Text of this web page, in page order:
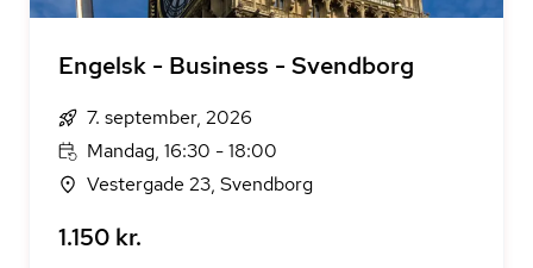
Engelsk - Business - Svendborg
7. september, 2026
Mandag, 16:30 - 18:00
Vestergade 23, Svendborg
1.150 kr.